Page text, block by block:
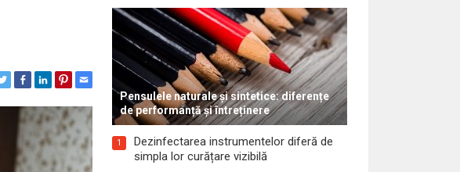
Pensulele naturale și sintetice: diferențe
de performanță și întreținere
1
Dezinfectarea instrumentelor diferă de
simpla lor curățare vizibilă